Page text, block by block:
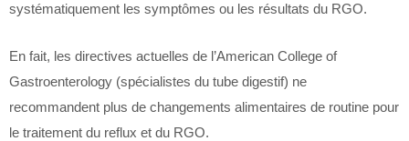
systématiquement les symptômes ou les résultats du RGO.
En fait, les directives actuelles de l’American College of
Gastroenterology (spécialistes du tube digestif) ne
recommandent plus de changements alimentaires de routine pour
le traitement du reflux et du RGO.